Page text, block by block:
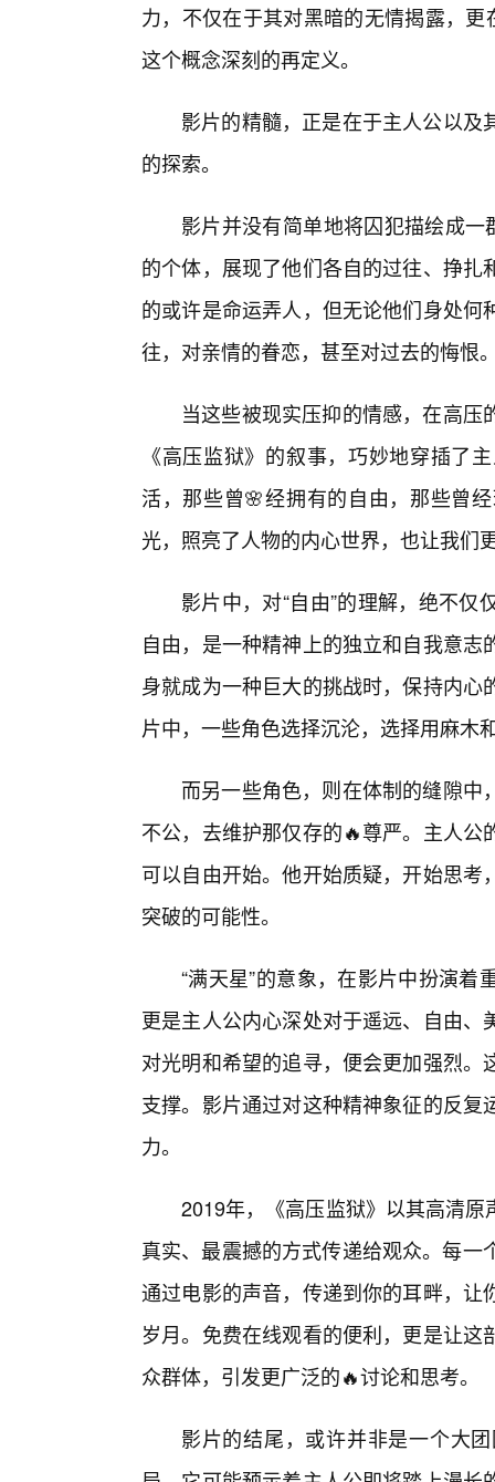
力，不仅在于其对黑暗的无情揭露，
这个概念深刻的再定义。
影片的精髓，正是在于主人公以
的探索。
影片并没有简单地将囚犯描绘成一
的个体，展现了他们各自的过往、挣
的或许是命运弄人，但无论他们身处
往，对亲情的眷恋，甚至对过去的悔恨
当这些被现实压抑的情感，在高
《高压监狱》的叙事，巧妙地穿插了
活，那些曾🌸经拥有的自由，那些曾
光，照亮了人物的内心世界，也让我们
影片中，对“自由”的理解，绝不
自由，是一种精神上的独立和自我意
身就成为一种巨大的挑战时，保持内
片中，一些角色选择沉沦，选择用麻木
而另一些角色，则在体制的缝隙
不公，去维护那仅存的🔥尊严。主人
可以自由开始。他开始质疑，开始思
突破的可能性。
“满天星”的意象，在影片中扮演
更是主人公内心深处对于遥远、自由
对光明和希望的追寻，便会更加强烈
支撑。影片通过对这种精神象征的反
力。
2019年，《高压监狱》以其高清
真实、最震撼的方式传递给观众。每
通过电影的声音，传递到你的耳畔，
岁月。免费在线观看的便利，更是让
众群体，引发更广泛的🔥讨论和思考。
影片的结尾，或许并非是一个大